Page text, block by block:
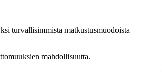
turvallisimmista matkustusmuodoista
mahdollisuutta.